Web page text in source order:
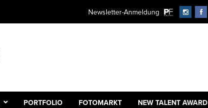
Newsletter-Anmeldung
PORTFOLIO FOTOMARKT NEW TALENT AWARD